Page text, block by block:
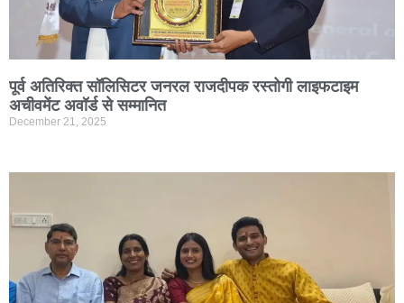
पूर्व अतिरिक्त सॉलिसिटर जनरल राजदीपक रस्तोगी लाइफटाइम
अचीवमेंट अवॉर्ड से सम्मानित
December 21, 2025